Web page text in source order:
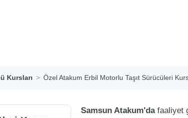
Kursları Özel Atakum Erbil Motorlu Taşıt Sürücüleri
Samsun Atakum'dafaaliyet